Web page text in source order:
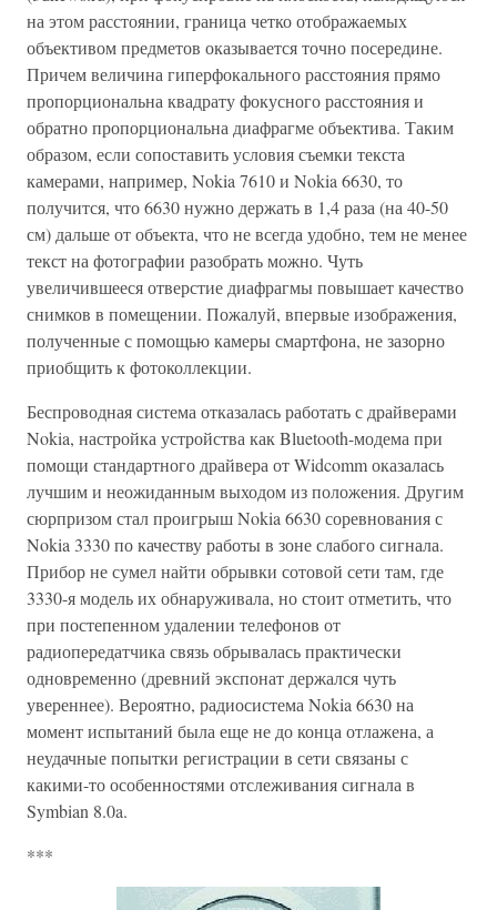
на этом расстоянии, граница четко отображаемых
объективом предметов оказывается точно посередине.
Причем величина гиперфокального расстояния прямо
пропорциональна квадрату фокусного расстояния и
обратно пропорциональна диафрагме объектива. Таким
образом, если сопоставить условия съемки текста
камерами, например, Nokia 7610 и Nokia 6630, то
получится, что 6630 нужно держать в 1,4 раза (на 40-50
см) дальше от объекта, что не всегда удобно, тем не менее
текст на фотографии разобрать можно. Чуть
увеличившееся отверстие диафрагмы повышает качество
снимков в помещении. Пожалуй, впервые изображения,
полученные с помощью камеры смартфона, не зазорно
приобщить к фотоколлекции.
Беспроводная система отказалась работать с драйверами
Nokia, настройка устройства как Bluetooth-модема при
помощи стандартного драйвера от Widcomm оказалась
лучшим и неожиданным выходом из положения. Другим
сюрпризом стал проигрыш Nokia 6630 соревнования с
Nokia 3330 по качеству работы в зоне слабого сигнала.
Прибор не сумел найти обрывки сотовой сети там, где
3330-я модель их обнаруживала, но стоит отметить, что
при постепенном удалении телефонов от
радиопередатчика связь обрывалась практически
одновременно (древний экспонат держался чуть
увереннее). Вероятно, радиосистема Nokia 6630 на
момент испытаний была еще не до конца отлажена, а
неудачные попытки регистрации в сети связаны с
какими-то особенностями отслеживания сигнала в
Symbian 8.0a.
***